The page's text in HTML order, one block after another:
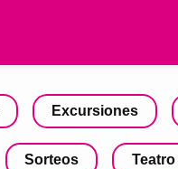
Excursiones
Sorteos